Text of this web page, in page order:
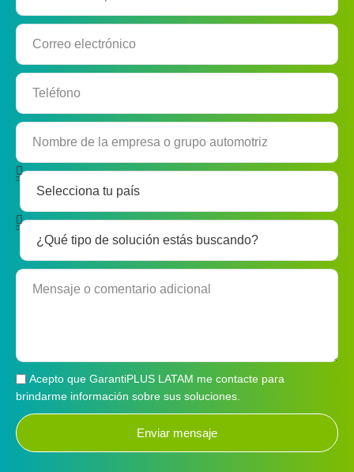
Acepto que GarantiPLUS LATAM me contacte para
brindarme información sobre sus soluciones.
Enviar mensaje